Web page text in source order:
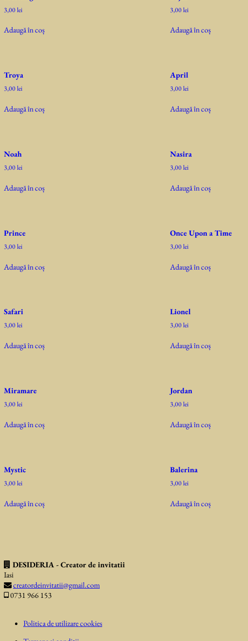
3,00lei
Adaugă în coș
3,00lei
Adaugă în coș
Troya
3,00lei
Adaugă în coș
April
3,00lei
Adaugă în coș
Noah
3,00lei
Adaugă în coș
Nasira
3,00lei
Adaugă în coș
Prince
3,00lei
Adaugă în coș
Once Upon a Time
3,00lei
Adaugă în coș
Safari
3,00lei
Adaugă în coș
Lionel
3,00lei
Adaugă în coș
Miramare
3,00lei
Adaugă în coș
Jordan
3,00lei
Adaugă în coș
Mystic
3,00lei
Adaugă în coș
Balerina
3,00lei
Adaugă în coș
DESIDERIA - Creator de invitatii
Iasi
creatordeinvitatii@gmail.com
0731 966 153
Politica de utilizare cookies